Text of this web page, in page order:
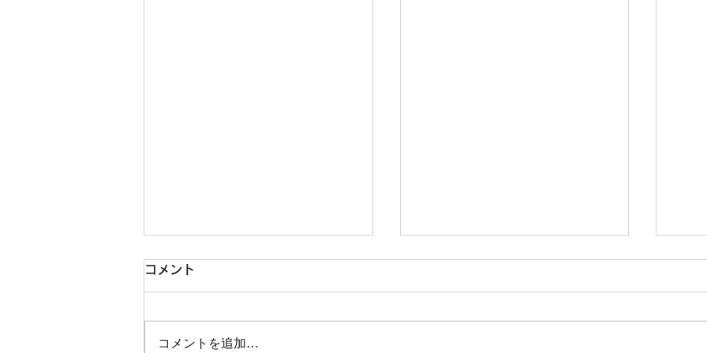
コメント
コメントを追加…